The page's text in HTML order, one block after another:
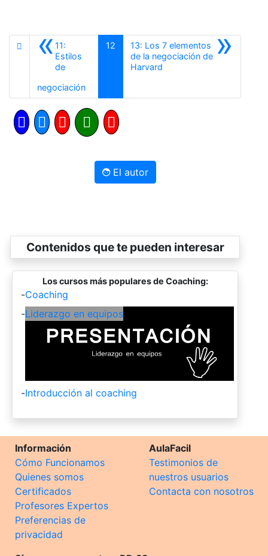
«11:
Estilos
de
negociaciónAnterior
12 »
13: Los 7 elementos
de la negociación de
Harvard
El autor
Contenidos que te pueden interesar
Los cursos más populares de Coaching:
-Coaching
-Liderazgo en equipos
-Introducción al coaching
Información
Cómo Funcionamos
Quienes somos
Certificados
Profesores Expertos
Preferencias de
privacidad
AulaFacil
Testimonios de
nuestros usuarios
Contacta con nosotros